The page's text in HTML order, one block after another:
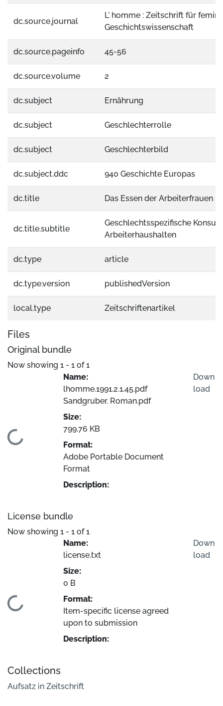
dc.source.journal
L' homme : Zeitschrift für
Geschichtswissenschaft
dc.source.pageinfo 45-56
dc.source.volume 2
dc.subject Ernährung
dc.subject Geschlechterrolle
dc.subject Geschlechterbild
dc.subject.ddc 940 Geschichte Europas
dc.title Das Essen der Arbeiterfrauen
dc.title.subtitle
Geschlechtsspezifische
Arbeiterhaushalten
dc.type article
dc.type.version publishedVersion
local.type Zeitschriftenartikel
Files
Original bundle
Now showing 1 - 1 of 1
Loading...
Name:
lhomme.1991.2.1.45.pdf
Sandgruber. Roman.pdf
Size:
799.76 KB
Format:
Adobe Portable Document
Format
Description:
Down
load
License bundle
Now showing 1 - 1 of 1
Loading...
Name:
license.txt
Size:
0 B
Format:
Item-specific license agreed
upon to submission
Description:
Down
load
Collections
Aufsatz in Zeitschrift